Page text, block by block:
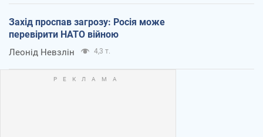
Захід проспав загрозу: Росія може
перевірити НАТО війною
Леонід Невзлін 4,3 т.